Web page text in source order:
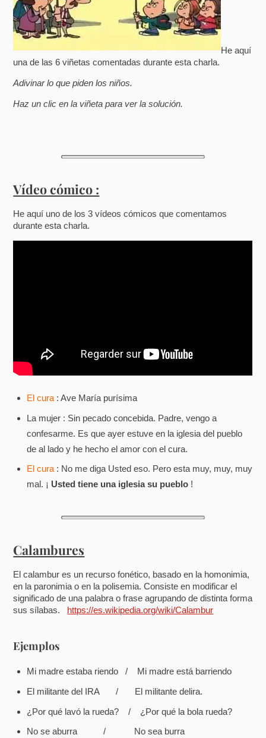
He aquí
una de las 6 viñetas comentadas durante esta charla.
Adivinar lo que piden los niños.
Haz un clic en la viñeta para ver la solución.
Vídeo cómico :
He aquí uno de los 3 vídeos cómicos que comentamos
durante esta charla.
El cura : Ave María purísima
La mujer : Sin pecado concebida. Padre, vengo a
confesarme. Es que ayer estuve en la iglesia del pueblo
de al lado y he hecho el amor con el cura.
El cura : No me diga Usted eso. Pero esta muy, muy, muy
mal. ¡ Usted tiene una iglesia su pueblo !
Calambures
El calambur es un recurso fonético, basado en la homonimia,
en la paronimia o en la polisemia. Consiste en modificar el
significado de una palabra o frase agrupando de distinta forma
sus sílabas. https://es.wikipedia.org/wiki/Calambur
Ejemplos
Mi madre estaba riendo / Mi madre está barriendo
El militante del IRA / El militante delira.
¿Por qué lavó la rueda? / ¿Por qué la bola rueda?
No se aburra / No sea burra